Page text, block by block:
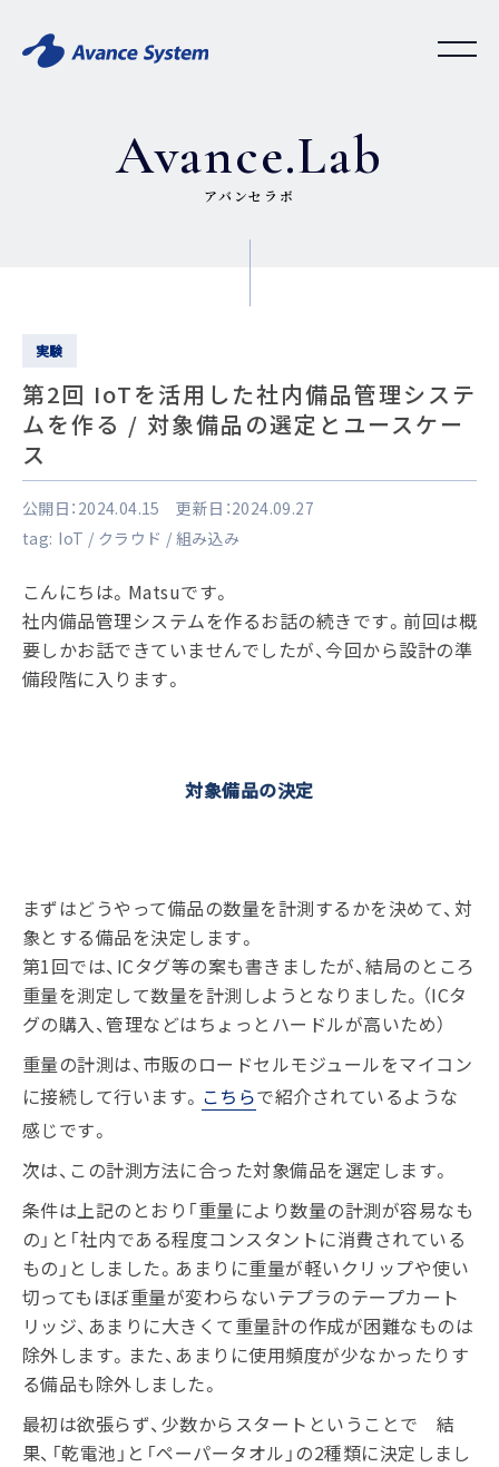
Avance.Lab
アバンセラボ
実験
第2回 IoTを活用した社内備品管理システ
ムを作る / 対象備品の選定とユースケー
ス
公開日：2024.04.15 更新日：2024.09.27
tag: IoT クラウド 組み込み
こんにちは。Matsuです。
社内備品管理システムを作るお話の続きです。前回は概
要しかお話できていませんでしたが、今回から設計の準
備段階に入ります。
対象備品の決定
まずはどうやって備品の数量を計測するかを決めて、対
象とする備品を決定します。
第1回では、ICタグ等の案も書きましたが、結局のところ
重量を測定して数量を計測しようとなりました。（ICタ
グの購入、管理などはちょっとハードルが高いため）
重量の計測は、市販のロードセルモジュールをマイコン
に接続して行います。 こちらで紹介されているような
感じです。
次は、この計測方法に合った対象備品を選定します。
条件は上記のとおり「重量により数量の計測が容易なも
の」と「社内である程度コンスタントに消費されている
もの」としました。あまりに重量が軽いクリップや使い
切ってもほぼ重量が変わらないテプラのテープカート
リッジ、あまりに大きくて重量計の作成が困難なものは
除外します。また、あまりに使用頻度が少なかったりす
る備品も除外しました。
最初は欲張らず、少数からスタートということで 結
果、「乾電池」と「ペーパータオル」の2種類に決定しまし